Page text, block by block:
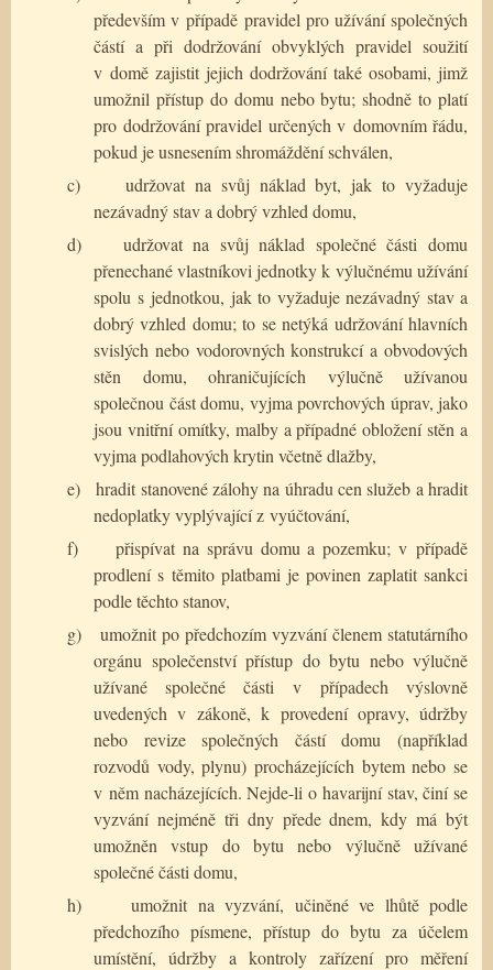
především v případě pravidel pro užívání společných
částí a při dodržování obvyklých pravidel soužití
v domě zajistit jejich dodržování také osobami, jimž
umožnil přístup do domu nebo bytu; shodně to platí
pro dodržování pravidel určených v domovním řádu,
pokud je usnesením shromáždění schválen,
c)
udržovat na svůj náklad byt, jak to vyžaduje
nezávadný stav a dobrý vzhled domu,
d)
udržovat na svůj náklad společné části domu
přenechané vlastníkovi jednotky k výlučnému užívání
spolu s jednotkou, jak to vyžaduje nezávadný stav a
dobrý vzhled domu; to se netýká udržování hlavních
svislých nebo vodorovných konstrukcí a obvodových
stěn domu, ohraničujících výlučně užívanou
společnou část domu, vyjma povrchových úprav, jako
jsou vnitřní omítky, malby a případné obložení stěn a
vyjma podlahových krytin včetně dlažby,
e)
hradit stanovené zálohy na úhradu cen služeb a hradit
nedoplatky vyplývající z vyúčtování,
f)
přispívat na správu domu a pozemku; v případě
prodlení s těmito platbami je povinen zaplatit sankci
podle těchto stanov,
g)
umožnit po předchozím vyzvání členem statutárního
orgánu společenství přístup do bytu nebo výlučně
užívané společné části v případech výslovně
uvedených v zákoně, k provedení opravy, údržby
nebo revize společných částí domu (například
rozvodů vody, plynu) procházejících bytem nebo se
v něm nacházejících. Nejde-li o havarijní stav, činí se
vyzvání nejméně tři dny přede dnem, kdy má být
umožněn vstup do bytu nebo výlučně užívané
společné části domu,
h)
umožnit na vyzvání, učiněné ve lhůtě podle
předchozího písmene, přístup do bytu za účelem
umístění, údržby a kontroly zařízení pro měření